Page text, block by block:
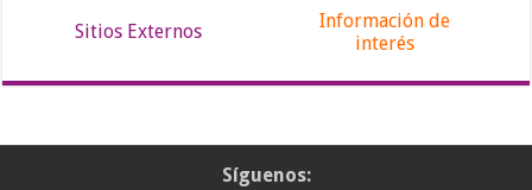
Sitios Externos
Información de
interés
Síguenos: